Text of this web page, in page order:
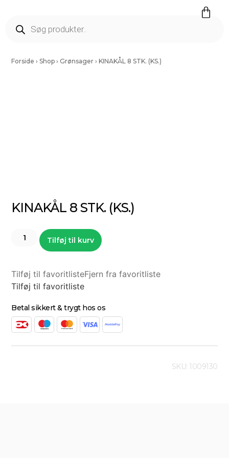
Forside ›Shop › Grønsager ›KINAKÅL 8 STK. (KS.)
KINAKÅL 8 STK. (KS.)
Tilføj til kurv
Tilføj til favoritlisteFjern fra favoritliste
Tilføj til favoritliste
Betal sikkert & trygt hos os
SKU: 1009130